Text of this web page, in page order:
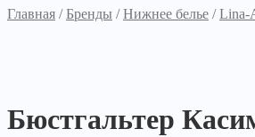
Главная /Бренды /Нижнее белье /Lina-
Бюстгальтер